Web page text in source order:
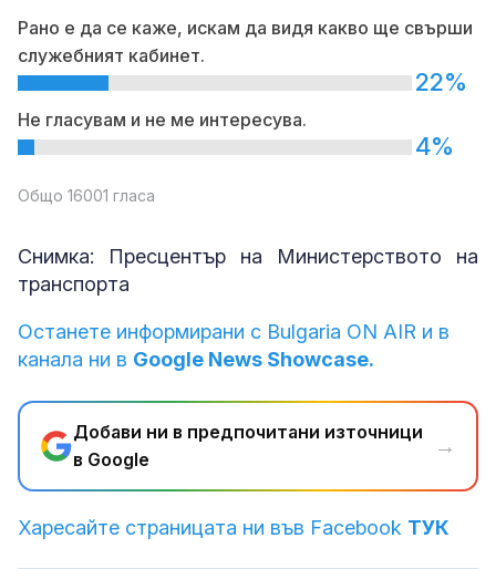
Рано е да се каже, искам да видя какво ще свърши
служебният кабинет.
22%
Не гласувам и не ме интересува.
4%
Общо 16001 гласа
Снимка: Пресцентър на Министерството на
транспорта
Останете информирани с Bulgaria ON AIR и в
канала ни в Google News Showcase.
Добави ни в предпочитани източници
в Google
→
Харесайте страницата ни във Facebook ТУК